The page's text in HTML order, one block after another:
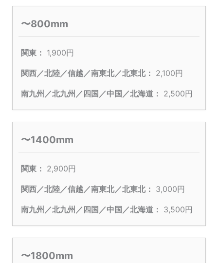
〜800mm
1,900円
2,100円
2,500円
〜1400mm
2,900円
3,000円
3,500円
〜1800mm